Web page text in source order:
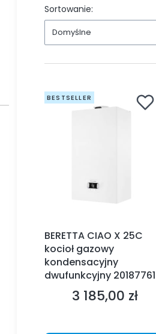
Sortowanie:
Domyślne
BESTSELLER
BERETTA CIAO X 25C
kocioł gazowy
kondensacyjny
dwufunkcyjny 20187761
Cena
3 185,00 zł